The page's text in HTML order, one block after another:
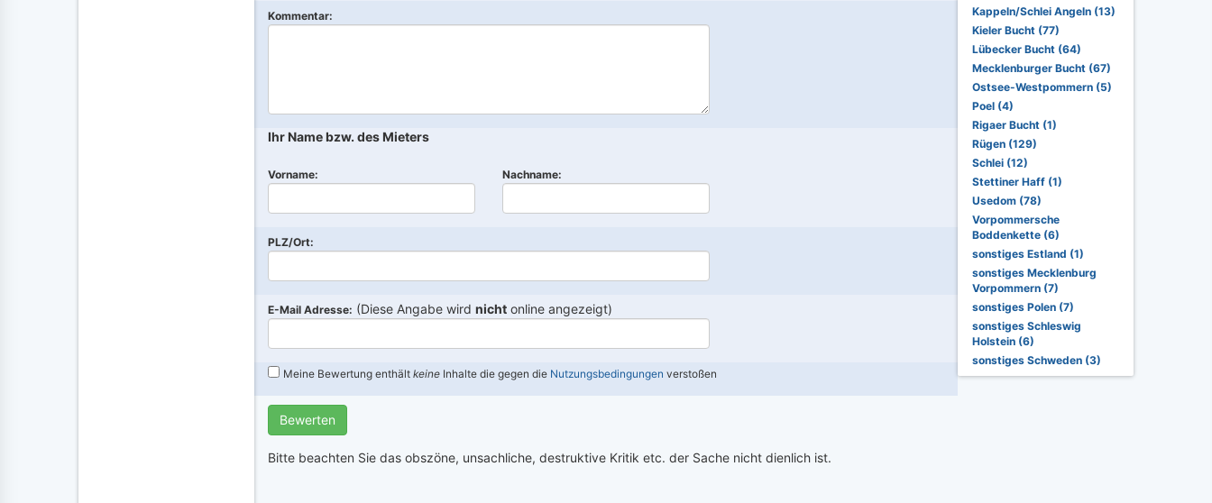
Kommentar:
Ihr Name bzw. des Mieters
Vorname: Nachname:
PLZ/Ort:
E-Mail Adresse: (Diese Angabe wird nicht online angezeigt)
Meine Bewertung enthält keine Inhalte die gegen die Nutzungsbedingungen verstoßen
Bewerten
Bitte beachten Sie das obszöne, unsachliche, destruktive Kritik etc. der Sache nicht dienlich ist.
Kappeln/Schlei Angeln (13)
Kieler Bucht (77)
Lübecker Bucht (64)
Mecklenburger Bucht (67)
Ostsee-Westpommern (5)
Poel (4)
Rigaer Bucht (1)
Rügen (129)
Schlei (12)
Stettiner Haff (1)
Usedom (78)
Vorpommersche
Boddenkette (6)
sonstiges Estland (1)
sonstiges Mecklenburg
Vorpommern (7)
sonstiges Polen (7)
sonstiges Schleswig
Holstein (6)
sonstiges Schweden (3)